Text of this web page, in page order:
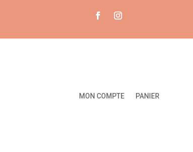
MON COMPTE PANIER